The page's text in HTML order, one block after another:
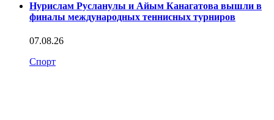
Нурислам Русланулы и Айым Канагатова вышли в
финалы международных теннисных турниров
07.08.26
Спорт